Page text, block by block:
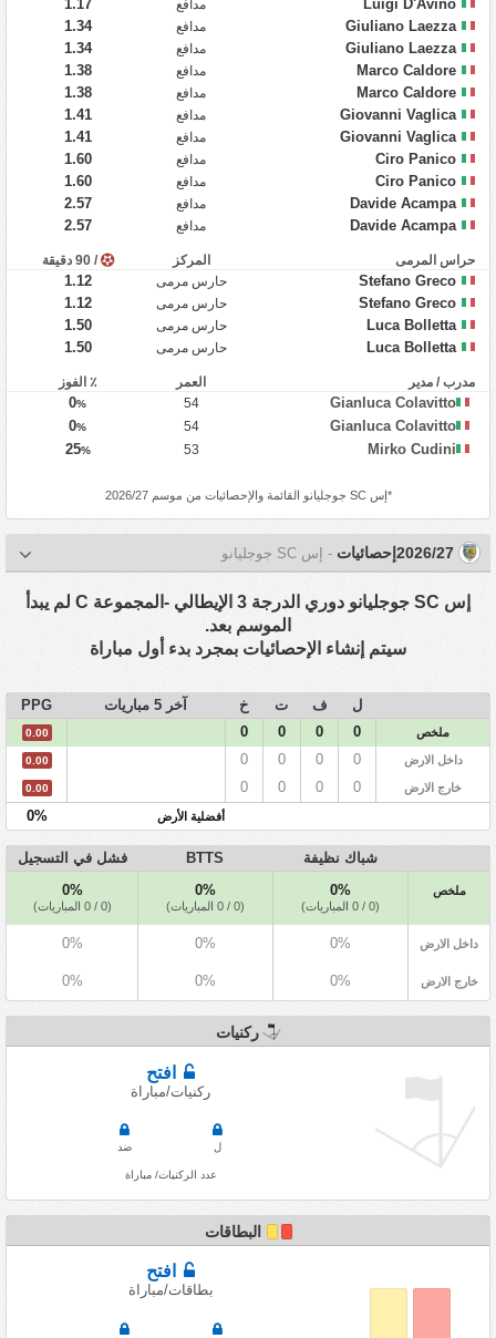
Luigi D'Avino مدافع
1.17
Giuliano Laezza
مدافع
1.34
Giuliano Laezza
مدافع
1.34
Marco Caldore
مدافع
1.38
Marco Caldore
مدافع
1.38
Giovanni Vaglica
مدافع
1.41
Giovanni Vaglica
مدافع
1.41
Ciro Panico
مدافع
1.60
Ciro Panico
مدافع
1.60
Davide Acampa
مدافع
2.57
Davide Acampa
مدافع 2.57
حراس المرمى المركز / 90 دقيقة
Stefano Greco حارس مرمى
1.12
Stefano Greco
حارس مرمى
1.12
Luca Bolletta
حارس مرمى
1.50
Luca Bolletta
حارس مرمى 1.50
مدرب / مدير العمر ٪ الفوز
Gianluca Colavitto
54
0%
Gianluca Colavitto
54
0%
Mirko Cudini
53
25%
*إس SC جوجليانو القائمة والإحصائيات من موسم 2026/27
2026/27إحصائيات - إس SC جوجليانو
إس SC جوجليانو دوري الدرجة 3 الإيطالي -المجموعة C لم يبدأ
الموسم بعد.
سيتم إنشاء الإحصائيات بمجرد بدء أول مباراة
ل ف ت خ آخر 5 مباريات PPG
ملخص 0
0
0
0
0.00
داخل الارض 0
0
0
0
0.00
خارج الارض 0
0
0
0
0.00
أفضلية الأرض 0%
شباك نظيفة BTTS فشل في التسجيل
ملخص 0%
(0 / 0 المباريات)
0%
(0 / 0 المباريات)
0%
(0 / 0 المباريات)
داخل الارض 0%
0%
0%
خارج الارض 0%
0%
0%
ركنيات
افتح
ركنيات/مباراة
ضد ل
عدد الركنيات/ مباراة
البطاقات
افتح
بطاقات/مباراة